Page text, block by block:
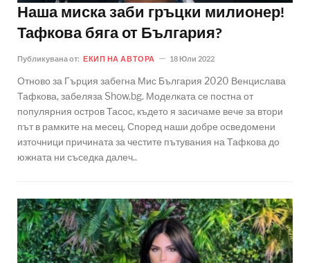
Наша миска заби гръцки милионер!
Тафкова бяга от България?
Публикувана от: ЕКИП НА АВТОРА 18 Юли 2022
Отново за Гърция забегна Мис България 2020 Венцислава
Тафкова, забеляза Show.bg. Моделката се постна от
популярния остров Тасос, където я засичаме вече за втори
път в рамките на месец. Според наши добре осведомени
източници причината за честите пътувания на Тафкова до
южната ни съседка далеч..